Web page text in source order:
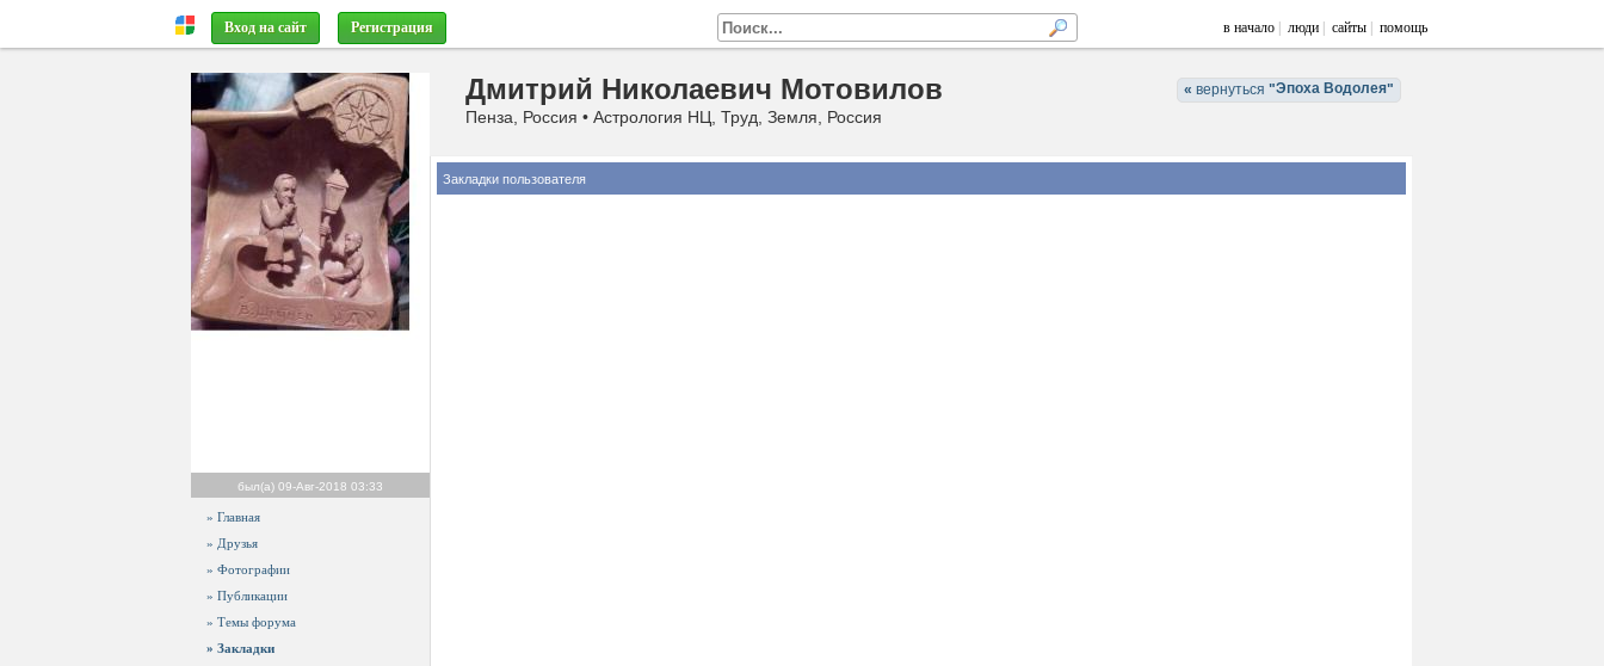
Вход на сайт Регистрация в начало люди сайты помощь
« вернуться "Эпоха Водолея"
Дмитрий Николаевич Мотовилов
Пенза, Россия • Астрология НЦ, Труд, Земля, Россия
был(а) 09-Авг-2018 03:33
» Главная
» Друзья
» Фотографии
» Публикации
» Темы форума
» Закладки
Закладки пользователя